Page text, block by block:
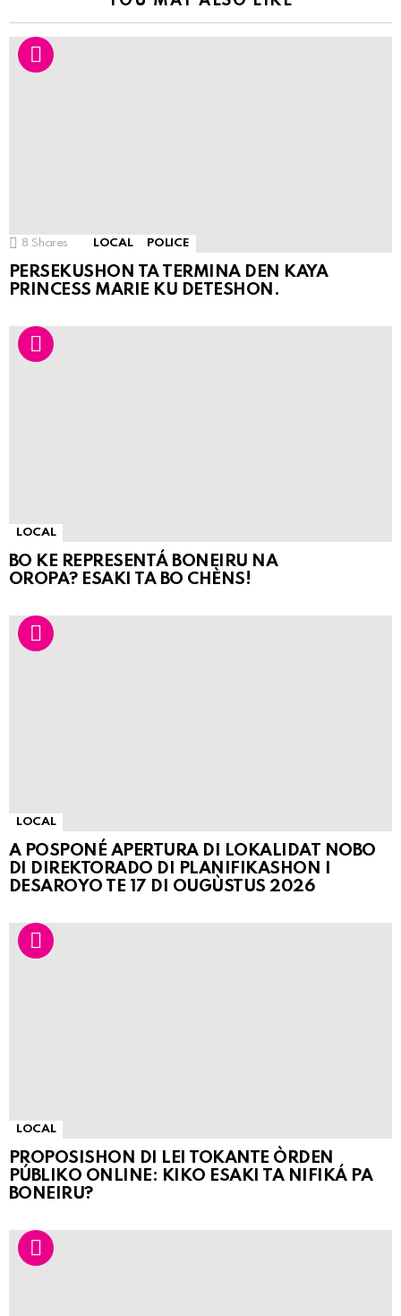
8 Shares LOCAL POLICE
PERSEKUSHON TA TERMINA DEN KAYA
PRINCESS MARIE KU DETESHON.
LOCAL
BO KE REPRESENTÁ BONEIRU NA
OROPA? ESAKI TA BO CHÈNS!
LOCAL
A POSPONÉ APERTURA DI LOKALIDAT NOBO
DI DIREKTORADO DI PLANIFIKASHON I
DESAROYO TE 17 DI OUGÙSTUS 2026
LOCAL
PROPOSISHON DI LEI TOKANTE ÒRDEN
PÚBLIKO ONLINE: KIKO ESAKI TA NIFIKÁ PA
BONEIRU?